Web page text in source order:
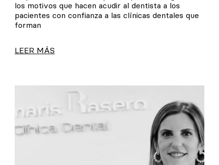
los motivos que hacen acudir al dentista a los
pacientes con confianza a las clínicas dentales que
forman
LEER MÁS